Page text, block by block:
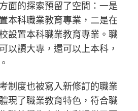
面的探索預留了空間：一是
本科職業教育專業，二是在
設置本科職業教育專業。職
以讀大專，還可以上本科，
制度也被寫入新修訂的職業
現了職業教育特色，符合職